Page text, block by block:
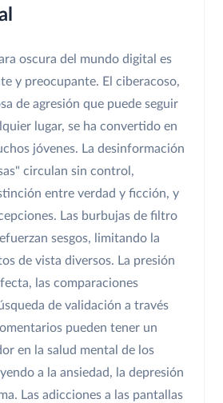
oscura del mundo digital es
y preocupante. El ciberacoso,
de agresión que puede seguir
lugar, se ha convertido en
jóvenes. La desinformación
circulan sin control,
entre verdad y ficción, y
Las burbujas de filtro
sesgos, limitando la
de vista diversos. La presión
las comparaciones
de validación a través
pueden tener un
en la salud mental de los
a la ansiedad, la depresión
Las adicciones a las pantallas